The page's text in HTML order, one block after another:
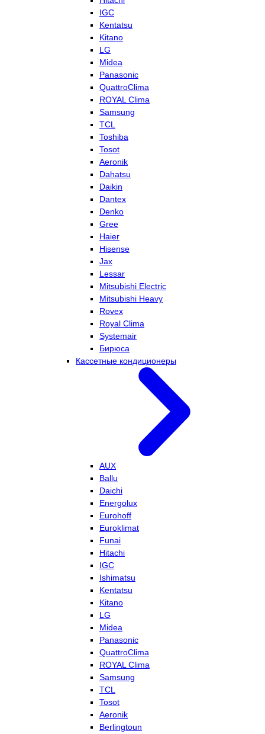
IGC
Kentatsu
Kitano
LG
Midea
Panasonic
QuattroClima
ROYAL Clima
Samsung
TCL
Toshiba
Tosot
Aeronik
Dahatsu
Daikin
Dantex
Denko
Gree
Haier
Hisense
Jax
Lessar
Mitsubishi Electric
Mitsubishi Heavy
Rovex
Royal Clima
Systemair
Бирюса
Кассетные кондиционеры
AUX
Ballu
Daichi
Energolux
Eurohoff
Euroklimat
Funai
Hitachi
IGC
Ishimatsu
Kentatsu
Kitano
LG
Midea
Panasonic
QuattroClima
ROYAL Clima
Samsung
TCL
Tosot
Aeronik
Berlingtoun